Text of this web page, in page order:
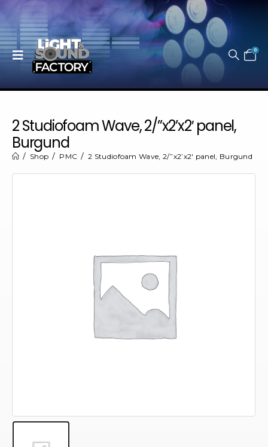
0
2 Studiofoam Wave, 2/”x2’x2′ panel,
Burgund
Shop PMC 2 Studiofoam Wave, 2/”x2’x2′ panel, Burgund